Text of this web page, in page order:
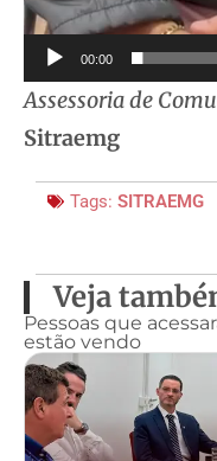
00:00
Assessoria de
Sitraemg
Tags: SITRAEMG
Veja
Pessoas que
estão vendo